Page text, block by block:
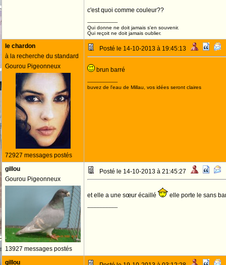
c'est quoi comme couleur??
--------------------
Qui donne ne doit jamais s'en souvenir.
Qui reçoit ne doit jamais oublier.
le chardon
à la recherche du standard
Gourou Pigeonneux
72927 messages postés
Posté le 14-10-2013 à 19:45:13
brun barré
--------------------
buvez de l'eau de Millau, vos idées seront claires
gillou
Gourou Pigeonneux
13927 messages postés
Posté le 14-10-2013 à 21:45:27
et elle a une sœur écaillé elle porte le sans
--------------------
gillou